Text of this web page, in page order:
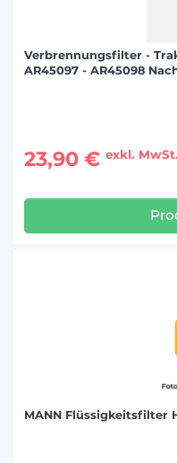
Verbrennungsfilter -
AR45097 - AR45098
23,90 € exkl. MwSt.
MANN Flüssigkeitsfilter